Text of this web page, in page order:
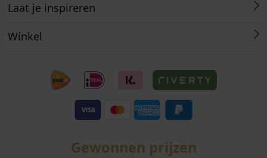
Laat je inspireren
Winkel
Gewonnen prijzen